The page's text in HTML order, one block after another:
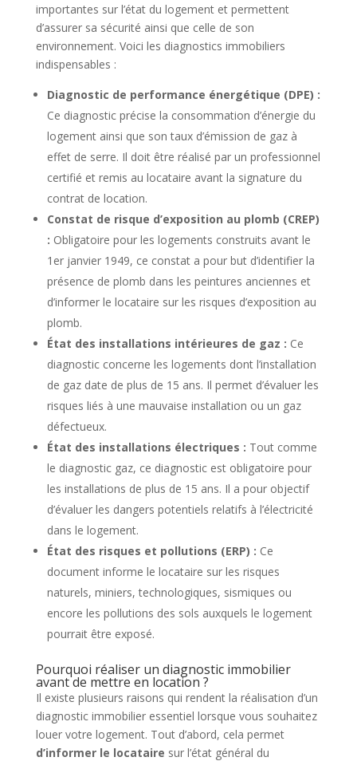
importantes sur l’état du logement et permettent
d’assurer sa sécurité ainsi que celle de son
environnement. Voici les diagnostics immobiliers
indispensables :
Diagnostic de performance énergétique (DPE) :
Ce diagnostic précise la consommation d’énergie du
logement ainsi que son taux d’émission de gaz à
effet de serre. Il doit être réalisé par un professionnel
certifié et remis au locataire avant la signature du
contrat de location.
Constat de risque d’exposition au plomb (CREP)
: Obligatoire pour les logements construits avant le
1er janvier 1949, ce constat a pour but d’identifier la
présence de plomb dans les peintures anciennes et
d’informer le locataire sur les risques d’exposition au
plomb.
État des installations intérieures de gaz : Ce
diagnostic concerne les logements dont l’installation
de gaz date de plus de 15 ans. Il permet d’évaluer les
risques liés à une mauvaise installation ou un gaz
défectueux.
État des installations électriques : Tout comme
le diagnostic gaz, ce diagnostic est obligatoire pour
les installations de plus de 15 ans. Il a pour objectif
d’évaluer les dangers potentiels relatifs à l’électricité
dans le logement.
État des risques et pollutions (ERP) : Ce
document informe le locataire sur les risques
naturels, miniers, technologiques, sismiques ou
encore les pollutions des sols auxquels le logement
pourrait être exposé.
Pourquoi réaliser un diagnostic immobilier
avant de mettre en location ?
Il existe plusieurs raisons qui rendent la réalisation d’un
diagnostic immobilier essentiel lorsque vous souhaitez
louer votre logement. Tout d’abord, cela permet
d’informer le locataire sur l’état général du